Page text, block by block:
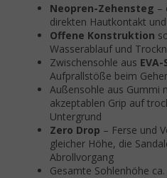
Neopren-Zehensteg –
direkten Hautkontakt
Offene Konstruktion
Wasserablauf und
Zwischensohle aus
Aufprallstöße beim
Außensohle aus Gummi
akzeptablen Grip auf
Untergrund
Zero Drop – Ferse und
gleicher Höhe, die
Abrollvorgang
Gesamte Sohlenhöhe